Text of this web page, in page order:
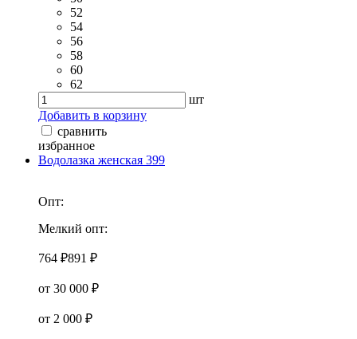
52
54
56
58
60
62
шт
Добавить в корзину
сравнить
избранное
Водолазка женская 399
Опт:
Мелкий опт:
764 ₽891 ₽
от 30 000 ₽
от 2 000 ₽